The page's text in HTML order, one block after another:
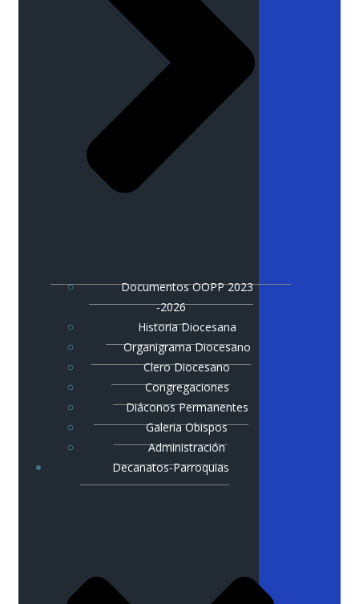
Documentos OOPP 2023
-2026
Historia Diocesana
Organigrama Diocesano
Clero Diocesano
Congregaciones
Diáconos Permanentes
Galeria Obispos
Administración
Decanatos-Parroquias